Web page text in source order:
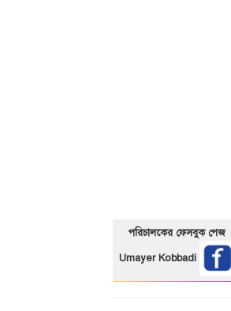
পরিচালকের ফেসবুক পেজ
Umayer Kobbadi